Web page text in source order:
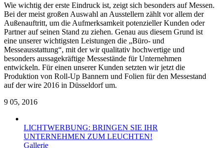
Wie wichtig der erste Eindruck ist, zeigt sich besonders auf Messen.
Bei der meist großen Auswahl an Ausstellern zählt vor allem der
Außenauftritt, um die Aufmerksamkeit potenzieller Kunden oder
Partner auf seinen Stand zu ziehen. Genau aus diesem Grund ist
eine unserer wichtigsten Leistungen die „Büro- und
Messeausstattung“, mit der wir qualitativ hochwertige und
besonders aussagekräftige Messestände für Unternehmen
entwickeln. Für einen unserer Kunden setzten wir jetzt die
Produktion von Roll-Up Bannern und Folien für den Messestand
auf der wire 2016 in Düsseldorf um.
9 05, 2016
LICHTWERBUNG: BRINGEN SIE IHR
UNTERNEHMEN ZUM LEUCHTEN!
Gallerie